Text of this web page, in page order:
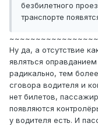
безбилетного
транспорте
Ну да, а отсутствие
являться
радикально, тем
сговора водителя и
нет билетов,
появляются
у водителя есть. И